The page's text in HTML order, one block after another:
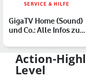
SERVICE & HILFE
GigaTV Home (Sound)
und Co.: Alle Infos zu
Entertainment-…
Action-
Level